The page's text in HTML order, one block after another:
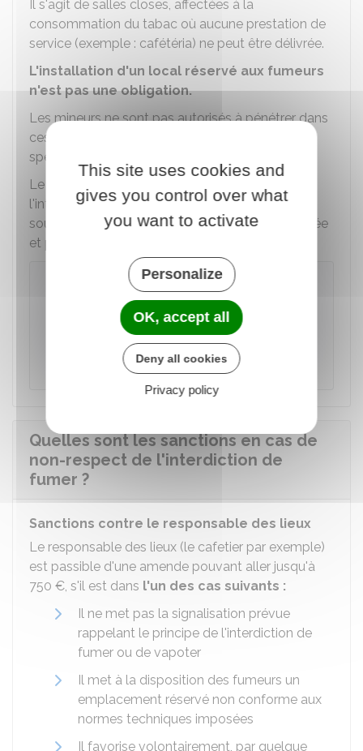
Il s'agit de salles closes, affectées à la
consommation du tabac où aucune prestation de
service (exemple : cafétéria) ne peut être délivrée.
L'installation d'un local réservé aux fumeurs
n'est pas une obligation.
Les mineurs ne sont pas autorisés à pénétrer dans
ces emplacements réservés. Une signalétique
spécifique doit être apposée à l'entrée.
Le responsable des lieux peut décider d'élargir
l'interdiction de fumer à l'ensemble des locaux
sous sa responsabilité, si cette mesure est justifiée
et proportionnée au but recherché.
La création des emplacements réservés aux
fumeurs ne peut pas avoir lieu dans des
écoles, collèges, lycées, universités ou dans
les établissements de santé.
Quelles sont les sanctions en cas de
non-respect de l'interdiction de
fumer ?
Sanctions contre le responsable des lieux
Le responsable des lieux (le cafetier par exemple)
est passible d'une amende pouvant aller jusqu'à
750 €, s'il est dans l'un des cas suivants :
Il ne met pas la signalisation prévue
rappelant le principe de l'interdiction de
fumer ou de vapoter
Il met à la disposition des fumeurs un
emplacement réservé non conforme aux
normes techniques imposées
Il favorise volontairement, par quelque
This site uses cookies and
gives you control over what
you want to activate
Personalize
OK, accept all
Deny all cookies
Privacy policy